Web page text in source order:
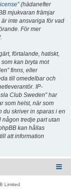
” (hädanefter
mjukvaran främjar
inte ansvariga för vad
För mer
.
förtalande, hatiskt,
kan bryta mot
finns, eller
till omedelbar och
IP-
Club Sweden” har
som helst, när som
du skriver in sparas i en
tredje part utan
kan hållas
att information
Limited